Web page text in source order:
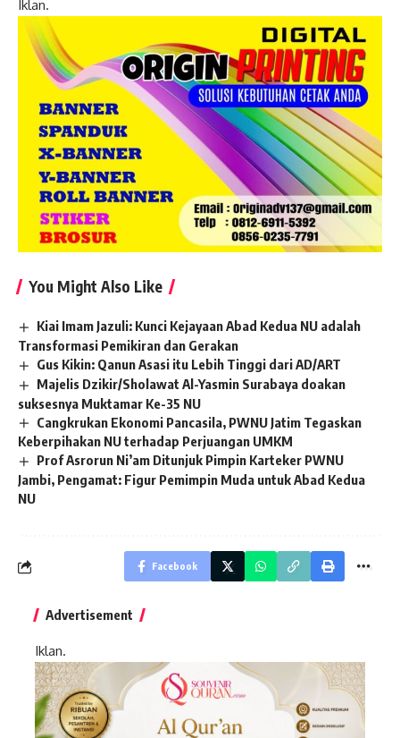
Iklan.
You Might Also Like
Kiai Imam Jazuli: Kunci Kejayaan Abad Kedua NU adalah
Transformasi Pemikiran dan Gerakan
Gus Kikin: Qanun Asasi itu Lebih Tinggi dari AD/ART
Majelis Dzikir/Sholawat Al-Yasmin Surabaya doakan
suksesnya Muktamar Ke-35 NU
Cangkrukan Ekonomi Pancasila, PWNU Jatim Tegaskan
Keberpihakan NU terhadap Perjuangan UMKM
Prof Asrorun Ni’am Ditunjuk Pimpin Karteker PWNU
Jambi, Pengamat: Figur Pemimpin Muda untuk Abad Kedua
NU
Facebook
Advertisement
Iklan.